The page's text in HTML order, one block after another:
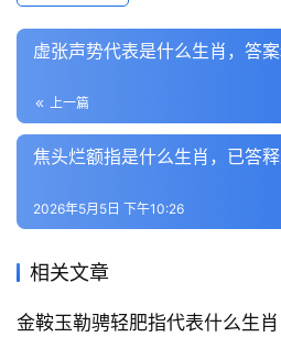
虚张声势代表是什么生肖，答
上一篇
焦头烂额指是什么生肖，已答
2026年5月5日 下午10:26
相关文章
金鞍玉勒骋轻肥指代表什么生